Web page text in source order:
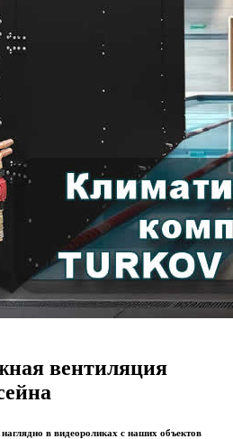
вентиляция
в видеороликах с наших объектов